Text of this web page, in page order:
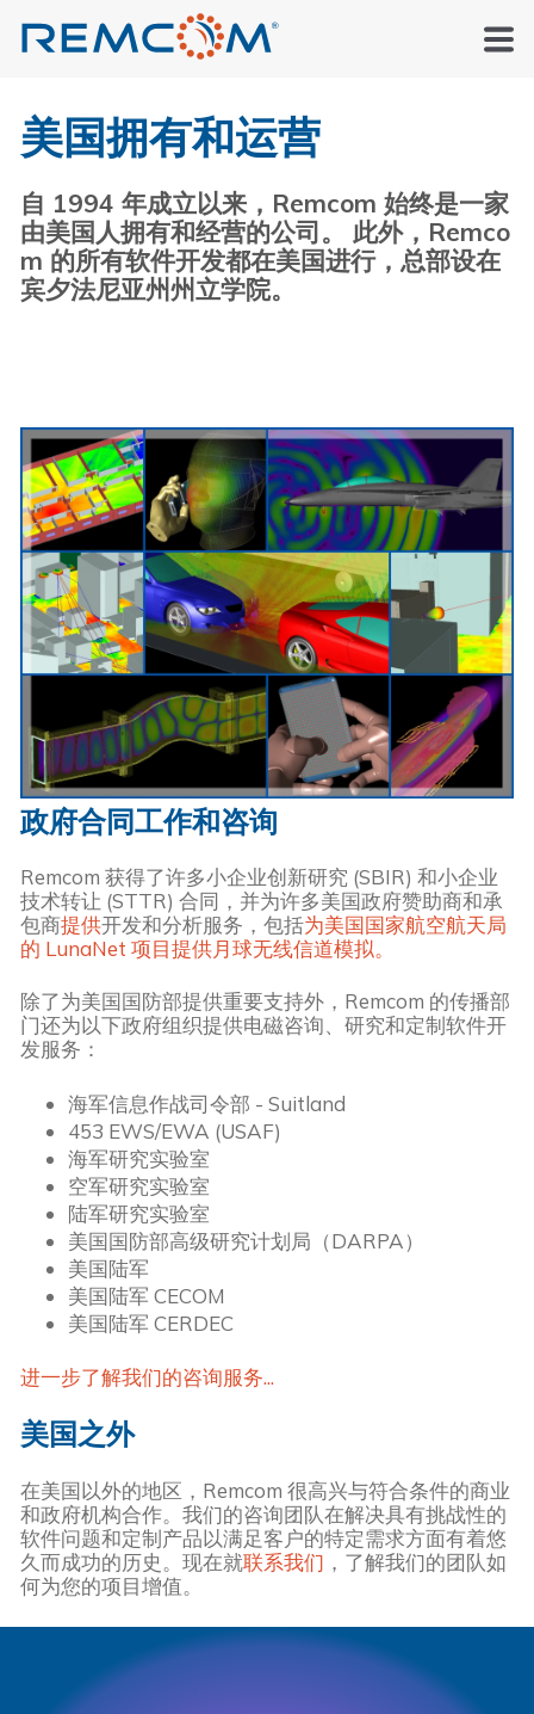
美国拥有和运营
自 1994 年成立以来，Remcom 始终是一家
由美国人拥有和经营的公司。 此外，Remco
m 的所有软件开发都在美国进行，总部设在
宾夕法尼亚州州立学院。
政府合同工作和咨询
Remcom 获得了许多小企业创新研究 (SBIR) 和小企业
技术转让 (STTR) 合同，并为许多美国政府赞助商和承
包商提供开发和分析服务，包括为美国国家航空航天局
的 LunaNet 项目提供月球无线信道模拟。
除了为美国国防部提供重要支持外，Remcom 的传播部
门还为以下政府组织提供电磁咨询、研究和定制软件开
发服务：
海军信息作战司令部 - Suitland
453 EWS/EWA (USAF)
海军研究实验室
空军研究实验室
陆军研究实验室
美国国防部高级研究计划局（DARPA）
美国陆军
美国陆军 CECOM
美国陆军 CERDEC
进一步了解我们的咨询服务...
美国之外
在美国以外的地区，Remcom 很高兴与符合条件的商业
和政府机构合作。我们的咨询团队在解决具有挑战性的
软件问题和定制产品以满足客户的特定需求方面有着悠
久而成功的历史。现在就联系我们 ，了解我们的团队如
何为您的项目增值。